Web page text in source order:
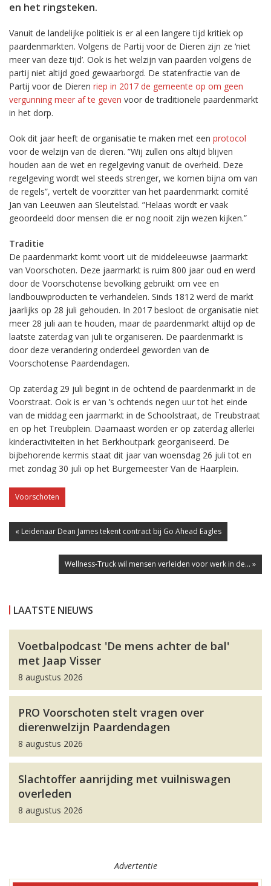
en het ringsteken.
Vanuit de landelijke politiek is er al een langere tijd kritiek op
paardenmarkten. Volgens de Partij voor de Dieren zijn ze ‘niet
meer van deze tijd’. Ook is het welzijn van paarden volgens de
partij niet altijd goed gewaarborgd. De statenfractie van de
Partij voor de Dieren riep in 2017 de gemeente op om geen
vergunning meer af te geven voor de traditionele paardenmarkt
in het dorp.
Ook dit jaar heeft de organisatie te maken met een protocol
voor de welzijn van de dieren. ”Wij zullen ons altijd blijven
houden aan de wet en regelgeving vanuit de overheid. Deze
regelgeving wordt wel steeds strenger, we komen bijna om van
de regels”, vertelt de voorzitter van het paardenmarkt comité
Jan van Leeuwen aan Sleutelstad. ”Helaas wordt er vaak
geoordeeld door mensen die er nog nooit zijn wezen kijken.”
Traditie
De paardenmarkt komt voort uit de middeleeuwse jaarmarkt
van Voorschoten. Deze jaarmarkt is ruim 800 jaar oud en werd
door de Voorschotense bevolking gebruikt om vee en
landbouwproducten te verhandelen. Sinds 1812 werd de markt
jaarlijks op 28 juli gehouden. In 2017 besloot de organisatie niet
meer 28 juli aan te houden, maar de paardenmarkt altijd op de
laatste zaterdag van juli te organiseren. De paardenmarkt is
door deze verandering onderdeel geworden van de
Voorschotense Paardendagen.
Op zaterdag 29 juli begint in de ochtend de paardenmarkt in de
Voorstraat. Ook is er van ’s ochtends negen uur tot het einde
van de middag een jaarmarkt in de Schoolstraat, de Treubstraat
en op het Treubplein. Daarnaast worden er op zaterdag allerlei
kinderactiviteiten in het Berkhoutpark georganiseerd. De
bijbehorende kermis staat dit jaar van woensdag 26 juli tot en
met zondag 30 juli op het Burgemeester Van de Haarplein.
Voorschoten
« Leidenaar Dean James tekent contract bij Go Ahead Eagles
Wellness-Truck wil mensen verleiden voor werk in de... »
LAATSTE NIEUWS
Voetbalpodcast 'De mens achter de bal'
met Jaap Visser
8 augustus 2026
PRO Voorschoten stelt vragen over
dierenwelzijn Paardendagen
8 augustus 2026
Slachtoffer aanrijding met vuilniswagen
overleden
8 augustus 2026
Advertentie